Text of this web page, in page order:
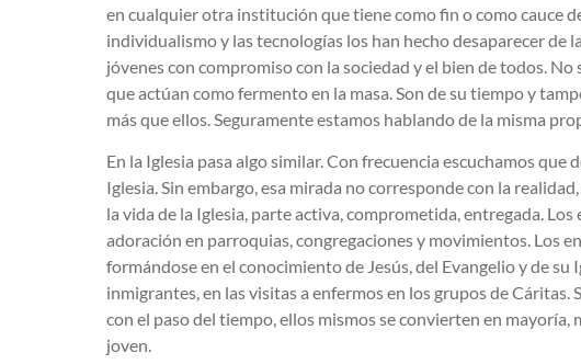
en cualquier otra institución que tiene como fin o como cauce
individualismo y las tecnologías los han hecho desaparecer de
jóvenes con compromiso con la sociedad y el bien de todos.
que actúan como fermento en la masa. Son de su tiempo y
más que ellos. Seguramente estamos hablando de la misma
En la Iglesia pasa algo similar. Con frecuencia escuchamos
Iglesia. Sin embargo, esa mirada no corresponde con la
la vida de la Iglesia, parte activa, comprometida, entregada.
adoración en parroquias, congregaciones y movimientos. Los
formándose en el conocimiento de Jesús, del Evangelio y de
inmigrantes, en las visitas a enfermos en los grupos de
con el paso del tiempo, ellos mismos se convierten en
joven.